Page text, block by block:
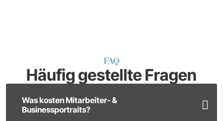
Nutzungsrechten. Für ein individuelles Angebot,
das auf Ihre spezifischen Anforderungen
zugeschnitten ist, kontaktieren Sie mich bitte